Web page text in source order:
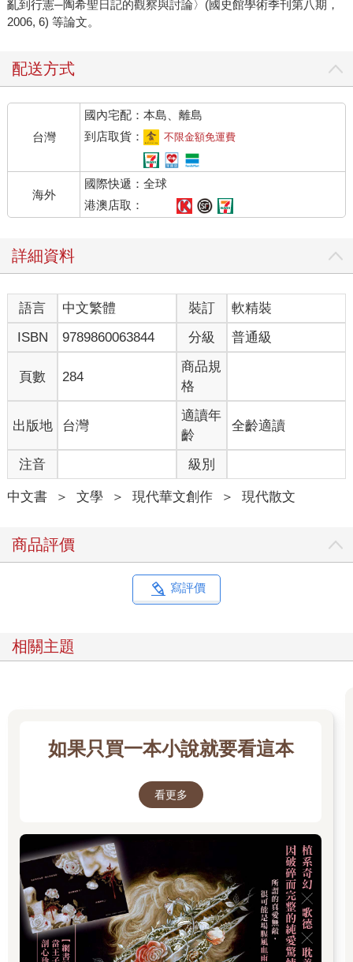
亂到行憲─陶希聖日記的觀察與討論〉(國史館學術季刊第八期，
2006, 6) 等論文。
配送方式
台灣
國內宅配：本島、離島
到店取貨：
不限金額免運費
海外
國際快遞：全球
港澳店取：
詳細資料
語言 中文繁體 裝訂
軟精裝
ISBN
9789860063844 分級 普通級
頁數 284
商品規
格
出版地 台灣
適讀年
齡
全齡適讀
注音 級別
中文書 ＞ 文學 ＞ 現代華文創作 ＞ 現代散文
商品評價
寫評價
相關主題
如果只買一本小說就要看這本
看更多